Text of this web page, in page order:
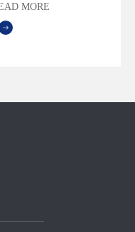
结合平台
吞吐量，我
计算中的应
MORE